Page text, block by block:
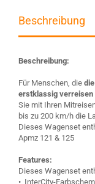
Beschreibung
Beschreibung:
Für Menschen, die
erstklassig verreisen
Sie mit Ihren
bis zu 200 km/h die
Dieses Wagenset
Apmz 121 & 125
Features:
Dieses Wagenset
• InterCity-